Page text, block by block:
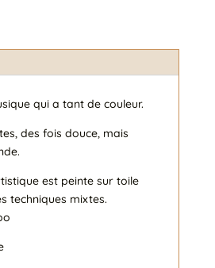
qui a tant de couleur.
des fois douce, mais
est peinte sur toile
techniques mixtes.